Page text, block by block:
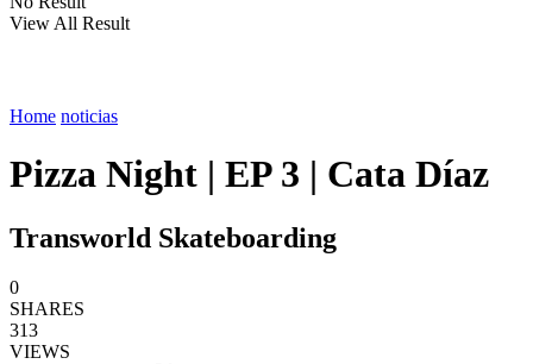
View All Result
Home noticias
Pizza Night | EP 3 | Cata Díaz
Transworld Skateboarding
0
SHARES
313
VIEWS